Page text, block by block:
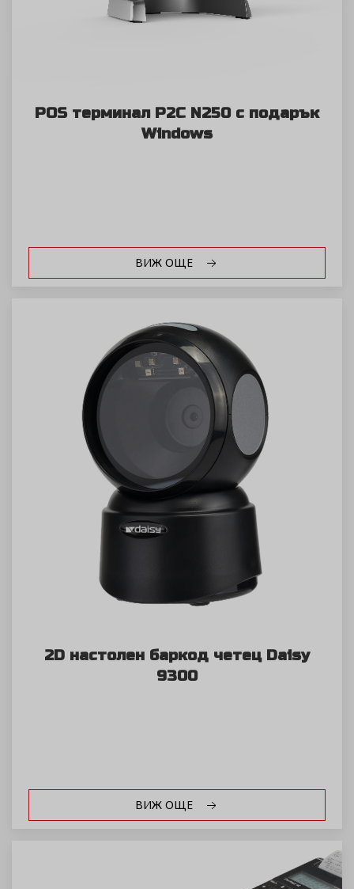
POS терминал P2C N250 с подарък
Windows
ВИЖ ОЩЕ
2D настолен баркод четец Daisy
9300
ВИЖ ОЩЕ